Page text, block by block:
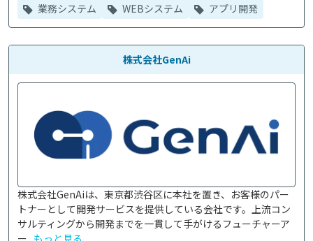
業務システム WEBシステム アプリ開発
株式会社GenAi
株式会社GenAiは、東京都渋谷区に本社を置き、お客様のパー
トナーとして開発サービスを提供している会社です。上流コン
サルティングから開発までを一貫して手がけるフューチャーア
ー...もっと見る